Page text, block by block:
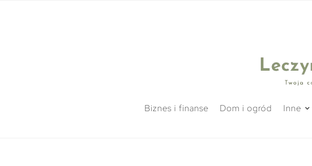
Biznes i finanse Dom i ogród Inne